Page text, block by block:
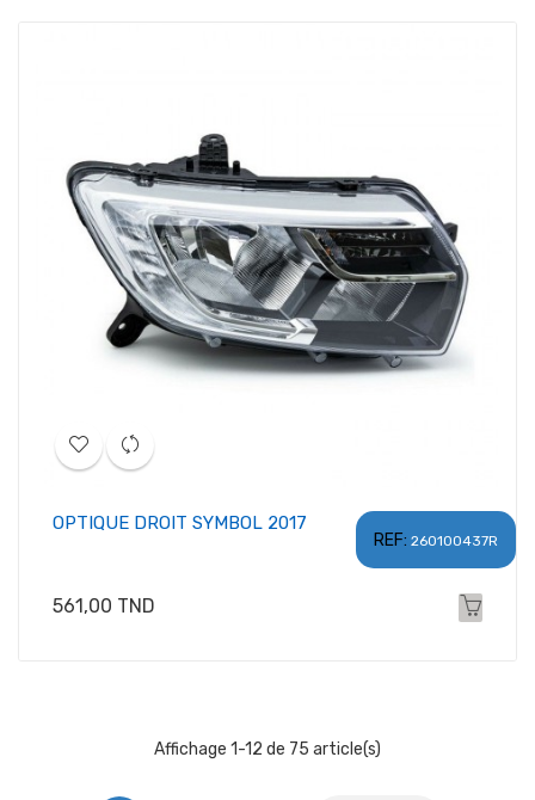
REF: 260100437R
OPTIQUE DROIT SYMBOL 2017
Prix
561,00 TND
Affichage 1-12 de 75 article(s)